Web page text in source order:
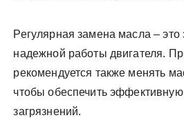
Регулярная замена масла – это
надежной работы двигателя.
рекомендуется также менять
чтобы обеспечить эффективную
загрязнений.